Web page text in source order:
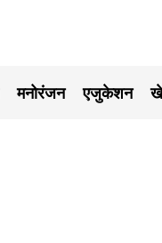
मनोरंजन एजुकेशन